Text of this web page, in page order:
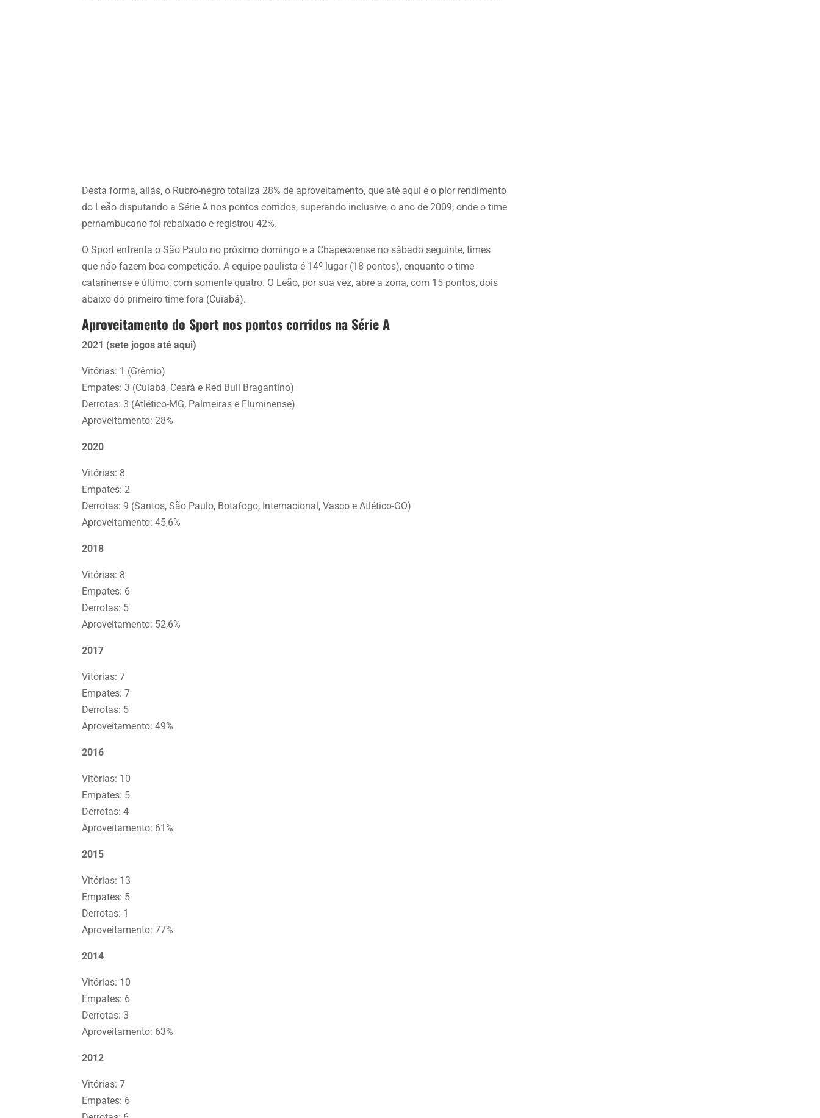
Desta forma, aliás, o Rubro-negro totaliza 28% de aproveitamento, que até aqui é o pior rendimento
do Leão disputando a Série A nos pontos corridos, superando inclusive, o ano de 2009, onde o time
pernambucano foi rebaixado e registrou 42%.
O Sport enfrenta o São Paulo no próximo domingo e a Chapecoense no sábado seguinte, times
que não fazem boa competição. A equipe paulista é 14º lugar (18 pontos), enquanto o time
catarinense é último, com somente quatro. O Leão, por sua vez, abre a zona, com 15 pontos, dois
abaixo do primeiro time fora (Cuiabá).
Aproveitamento do Sport nos pontos corridos na Série A
2021 (sete jogos até aqui)
Vitórias: 1 (Grêmio)
Empates: 3 (Cuiabá, Ceará e Red Bull Bragantino)
Derrotas: 3 (Atlético-MG, Palmeiras e Fluminense)
Aproveitamento: 28%
2020
Vitórias: 8
Empates: 2
Derrotas: 9 (Santos, São Paulo, Botafogo, Internacional, Vasco e Atlético-GO)
Aproveitamento: 45,6%
2018
Vitórias: 8
Empates: 6
Derrotas: 5
Aproveitamento: 52,6%
2017
Vitórias: 7
Empates: 7
Derrotas: 5
Aproveitamento: 49%
2016
Vitórias: 10
Empates: 5
Derrotas: 4
Aproveitamento: 61%
2015
Vitórias: 13
Empates: 5
Derrotas: 1
Aproveitamento: 77%
2014
Vitórias: 10
Empates: 6
Derrotas: 3
Aproveitamento: 63%
2012
Vitórias: 7
Empates: 6